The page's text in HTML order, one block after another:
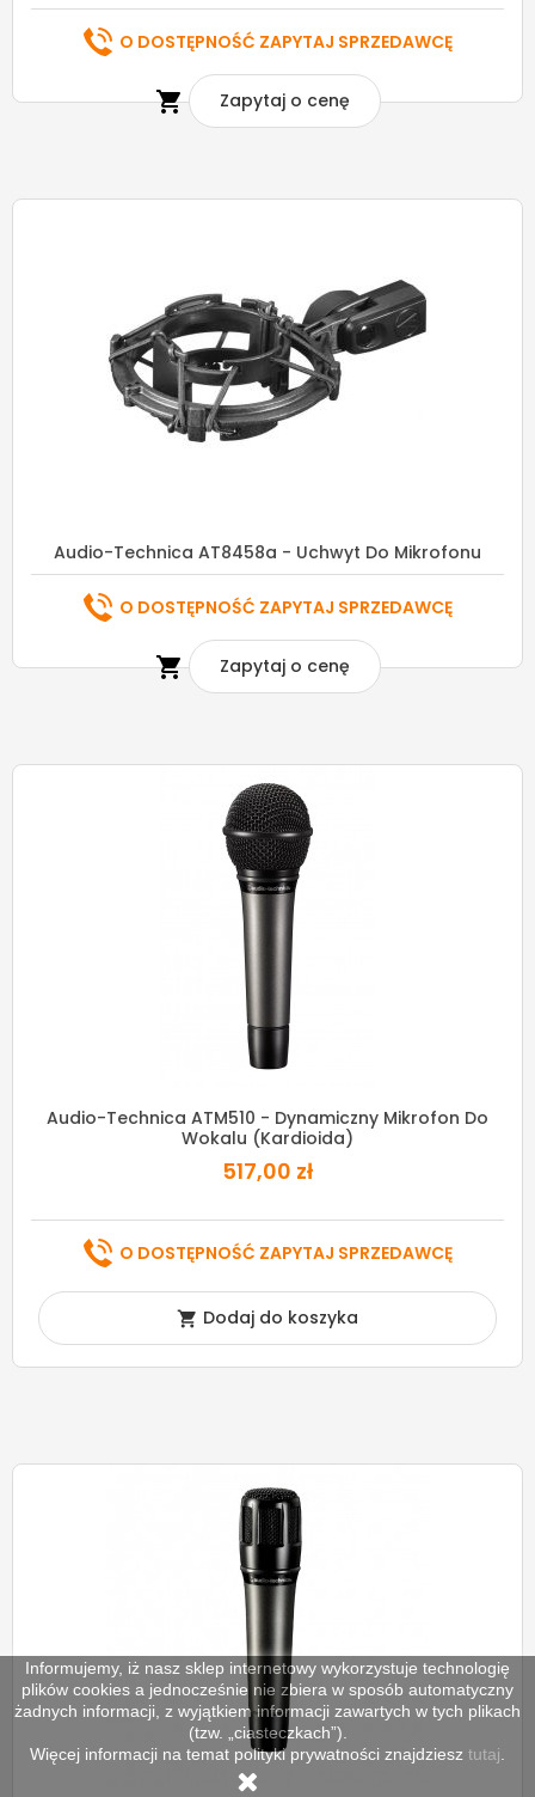
Informujemy, iż nasz sklep internetowy wykorzystuje technologię
plików cookies a jednocześnie nie zbiera w sposób automatyczny
żadnych informacji, z wyjątkiem informacji zawartych w tych plikach
(tzw. „ciasteczkach”).
Więcej informacji na temat polityki prywatności znajdziesz tutaj
O DOSTĘPNOŚĆ ZAPYTAJ SPRZEDAWCĘ
 Zapytaj o cenę
Audio-Technica AT8458a - Uchwyt Do Mikrofonu
O DOSTĘPNOŚĆ ZAPYTAJ SPRZEDAWCĘ
 Zapytaj o cenę
Audio-Technica ATM510 - Dynamiczny Mikrofon Do
Wokalu (kardioida)
517,00 zł
O DOSTĘPNOŚĆ ZAPYTAJ SPRZEDAWCĘ
 Dodaj do koszyka